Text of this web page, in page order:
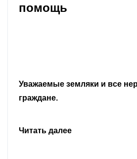
помощь
Уважаемые земляки и все
граждане.
Читать далее